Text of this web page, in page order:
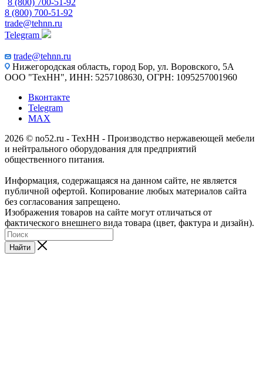
8 (800) 700-51-92
8 (800) 700-51-92
trade@tehnn.ru
Telegram
trade@tehnn.ru
Нижегородская область, город Бор, ул. Воровского, 5А
ООО "ТехНН", ИНН: 5257108630, ОГРН: 1095257001960
Вконтакте
Telegram
MAX
2026 © no52.ru - ТехНН - Производство нержавеющей мебели
и нейтрального оборудования для предприятий
общественного питания.
Информация, содержащаяся на данном сайте, не является
публичной офертой. Копирование любых материалов сайта
без согласования запрещено.
Изображения товаров на сайте могут отличаться от
фактического внешнего вида товара (цвет, фактура и дизайн).
Найти